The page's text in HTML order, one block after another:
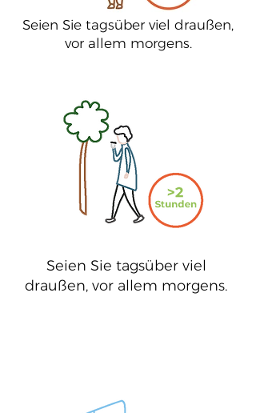
Seien Sie tagsüber viel draußen,
vor allem morgens.
Seien Sie tagsüber viel
draußen, vor allem morgens.